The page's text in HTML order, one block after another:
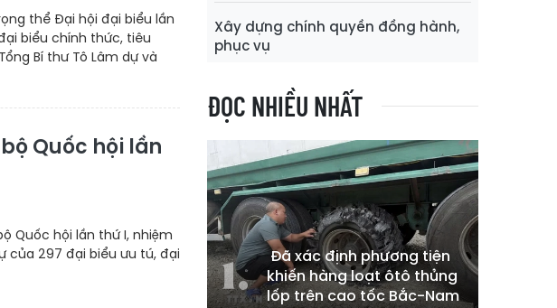
thể Đại hội đại biểu lần
biểu chính thức, tiêu
Bí thư Tô Lâm dự và
Quốc hội lần
Quốc hội lần thứ I, nhiệm
của 297 đại biểu ưu tú, đại
Xây dựng chính quyền đồng hành,
phục vụ
ĐỌC NHIỀU NHẤT
Đã xác định phương tiện
khiến hàng loạt ôtô thủng
lốp trên cao tốc Bắc-Nam